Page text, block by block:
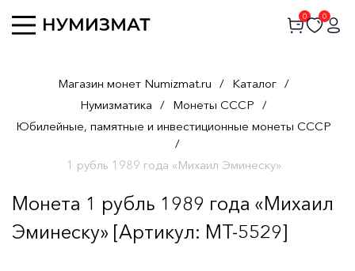
0 0
Магазин монет Numizmat.ru / Каталог /
Нумизматика / Монеты СССР /
Юбилейные, памятные и инвестиционные монеты СССР
/
1 рубль 1989 года «Михаил Эминеску»
Монета 1 рубль 1989 года «Михаил
Эминеску» [Артикул: MT-5529]